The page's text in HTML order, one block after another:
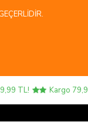
TL! Kargo 79,99